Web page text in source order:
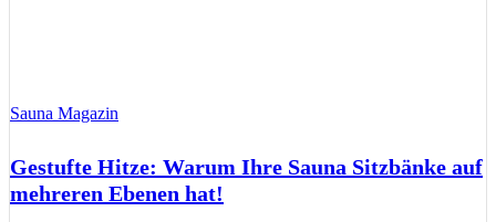
Sauna Magazin
Gestufte Hitze: Warum Ihre Sauna Sitzbänke auf
mehreren Ebenen hat!